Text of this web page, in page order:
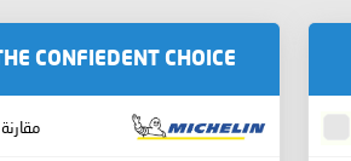
CONFIEDENT CHOICE
مقارنة